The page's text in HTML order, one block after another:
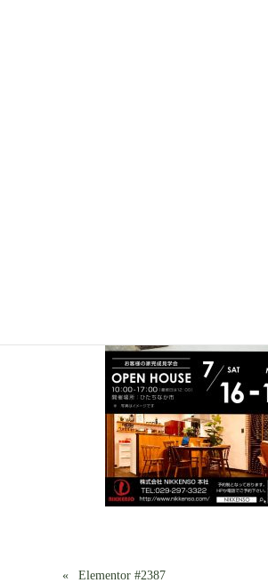
Elementor #2387